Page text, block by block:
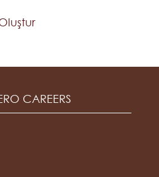
CAREERS